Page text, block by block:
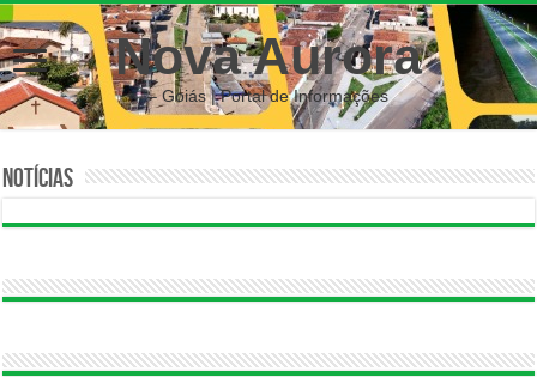
Nova Aurora
– Goiás | Portal de Informações
Notícias